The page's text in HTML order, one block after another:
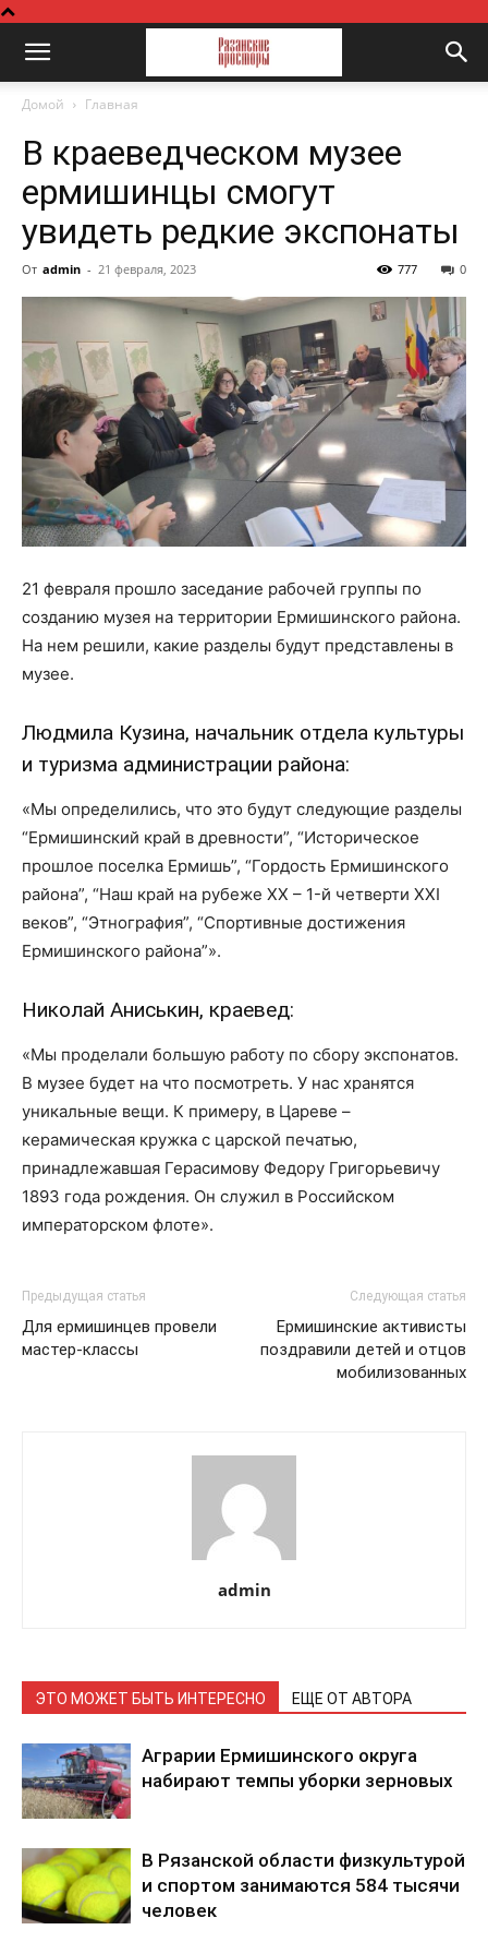
Домой Главная
В краеведческом музее
ермишинцы смогут
увидеть редкие экспонаты
От admin - 21 февраля, 2023 0
777
21 февраля прошло заседание рабочей группы по
созданию музея на территории Ермишинского района.
На нем решили, какие разделы будут представлены в
музее.
Людмила Кузина, начальник отдела культуры
и туризма администрации района:
«Мы определились, что это будут следующие разделы
“Ермишинский край в древности”, “Историческое
прошлое поселка Ермишь”, “Гордость Ермишинского
района”, “Наш край на рубеже XX – 1-й четверти XXI
веков”, “Этнография”, “Спортивные достижения
Ермишинского района”».
Николай Аниськин, краевед:
«Мы проделали большую работу по сбору экспонатов.
В музее будет на что посмотреть. У нас хранятся
уникальные вещи. К примеру, в Цареве –
керамическая кружка с царской печатью,
принадлежавшая Герасимову Федору Григорьевичу
1893 года рождения. Он служил в Российском
императорском флоте».
Предыдущая статья
Для ермишинцев провели
мастер-классы
Следующая статья
Ермишинские активисты
поздравили детей и отцов
мобилизованных
admin
ЭТО МОЖЕТ БЫТЬ ИНТЕРЕСНО ЕЩЕ ОТ АВТОРА
Аграрии Ермишинского округа
набирают темпы уборки зерновых
В Рязанской области физкультурой
и спортом занимаются 584 тысячи
человек